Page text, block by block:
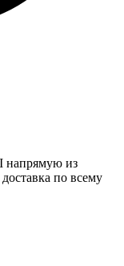
напрямую из
по всему